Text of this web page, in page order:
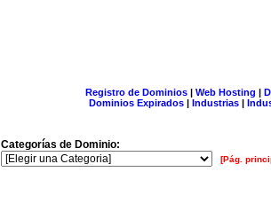
Registro de Dominios| Web Hosting |
Dominios Expirados | Industrias |
Categorías de Dominio:
[Pág.